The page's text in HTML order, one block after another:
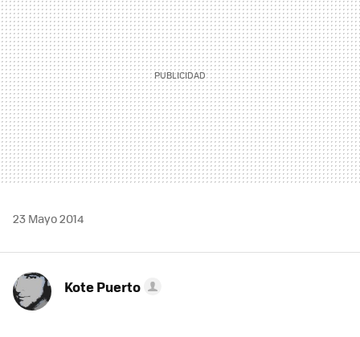
23 Mayo 2014
Kote Puerto